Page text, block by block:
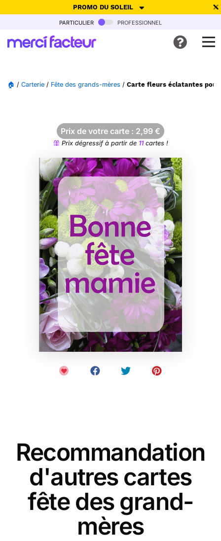
PROMO DU SOLEIL
-30% de réduction avec le code SUMMER26pour envoyer des
Ne plus afficher
particulier professionnel
🏠 / Carterie / Fête des grands-mères / Carte fleurs éclatantes pour
Prix de votre carte : 2,99 €
Prix dégressif à partir de 11cartes !
Recommandation
d'autres cartes
fête des grand-
mères